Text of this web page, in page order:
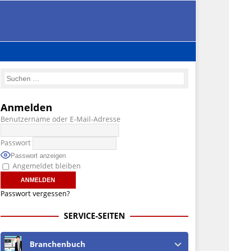
Anmelden
Benutzername oder E-Mail-Adresse
Passwort
Passwort anzeigen
Angemeldet bleiben
Passwort vergessen?
SERVICE-SEITEN
Branchenbuch